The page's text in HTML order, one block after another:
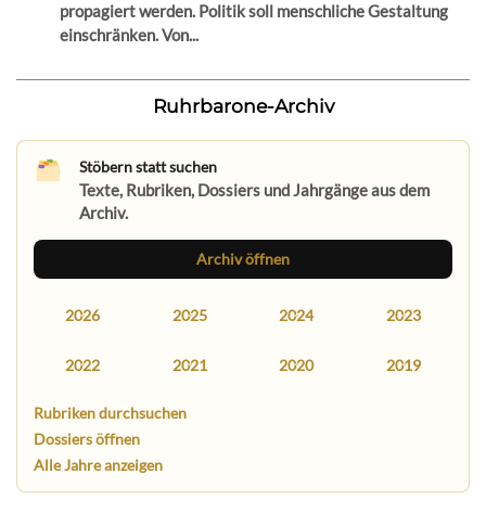
propagiert werden. Politik soll menschliche Gestaltung
einschränken. Von...
Ruhrbarone-Archiv
Stöbern statt suchen
Texte, Rubriken, Dossiers und Jahrgänge aus dem
Archiv.
Archiv öffnen
2026 2025 2024 2023
2022 2021 2020 2019
Rubriken durchsuchen
Dossiers öffnen
Alle Jahre anzeigen